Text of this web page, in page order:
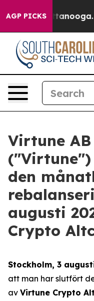
AGP PICKS
in Chattanooga.
Virtune
den
augusti
Crypto
Stockholm, 3
att man har slutfört
av Virtune Crypto